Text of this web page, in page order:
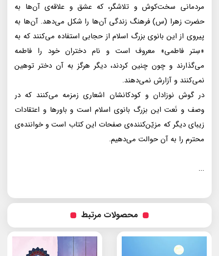
مردمانى سخت‌كوش و تلاشگر، كه عشق و علاقه‌ی آن‌ها به
حضرت زهرا (س) فرهنگ زندگى آن‌ها را شكل مى‌دهد. آن‌ها به
پيروى از اين بانوى بزرگ اسلام از حجابى استفاده مى‌كنند كه به
«سِتر فاطمى» معروف است و نام دختران خود را فاطمه
مى‌گذارند و چون چنين كردند، ديگر هرگز به آن دختر توهين
نمى‌كنند و آزارش نمى‌دهند.
در گوش نوزادان و كودكانشان اشعارى زمزمه مى‌كنند كه در
وصف و نَعت اين بزرگ بانوى اسلام است و باورها و اعتقادات
زيباى ديگر كه مزيّن‌كننده‌ی صفحات اين كتاب است و خواننده‌ی
محترم را به آن حوالت مى‌دهيم.
...
محصولات مرتبط